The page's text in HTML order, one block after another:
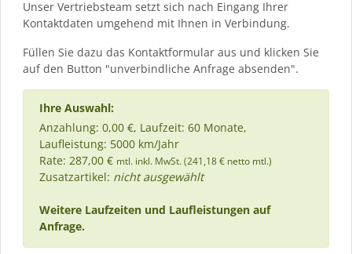
Unser Vertriebsteam setzt sich nach Eingang Ihrer
Kontaktdaten umgehend mit Ihnen in Verbindung.
Füllen Sie dazu das Kontaktformular aus und klicken Sie
auf den Button "unverbindliche Anfrage absenden".
Ihre Auswahl:
Anzahlung: 0,00 €, Laufzeit: 60 Monate,
Laufleistung: 5000 km/Jahr
Rate: 287,00 € mtl. inkl. MwSt. (241,18 € netto mtl.)
Zusatzartikel: nicht ausgewählt
Weitere Laufzeiten und Laufleistungen auf
Anfrage.